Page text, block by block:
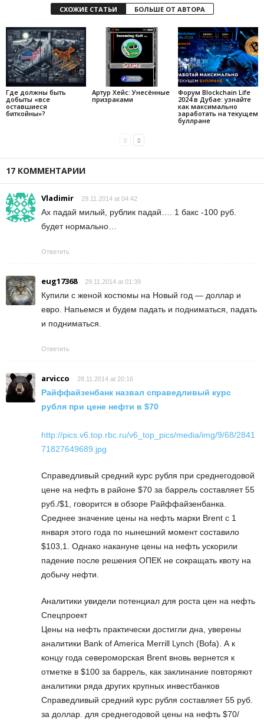
СХОЖИЕ СТАТЬИ БОЛЬШЕ ОТ АВТОРА
Где должны быть
добыты «все
оставшиеся
биткойны»?
Артур Хейс: Унесённые
призраками
Форум Blockchain Life
2024 в Дубае: узнайте
как максимально
заработать на текущем
буллране
17 КОММЕНТАРИИ
Vladimir 29.11.2014 at 04:42
Ах падай милый, рублик падай…. 1 бакс -100 руб.
будет нормально…
Ответить
eug17368 29.11.2014 at 01:39
Купили с женой костюмы на Новый год — доллар и
евро. Напьемся и будем падать и подниматься, падать
и подниматься.
Ответить
arvicco 28.11.2014 at 20:16
Райффайзенбанк назвал справедливый курс
рубля при цене нефти в $70
http://pics.v6.top.rbc.ru/v6_top_pics/media/img/9/68/2841
71827649689.jpg
Справедливый средний курс рубля при среднегодовой
цене на нефть в районе $70 за баррель составляет 55
руб./$1, говорится в обзоре Райффайзенбанка.
Среднее значение цены на нефть марки Brent с 1
января этого года по нынешний момент составило
$103,1. Однако накануне цены на нефть ускорили
падение после решения ОПЕК не сокращать квоту на
добычу нефти.
Аналитики увидели потенциал для роста цен на нефть
Спецпроект
Цены на нефть практически достигли дна, уверены
аналитики Bank of America Merrill Lynch (Bofa). А к
концу года североморская Brent вновь вернется к
отметке в $100 за баррель, как заклинание повторяют
аналитики ряда других крупных инвестбанков
Справедливый средний курс рубля составляет 55 руб.
за доллар. для среднегодовой цены на нефть $70/